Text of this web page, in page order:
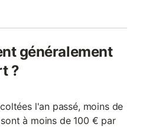
généralement
?
l'an passé, moins de
à moins de 100 € par